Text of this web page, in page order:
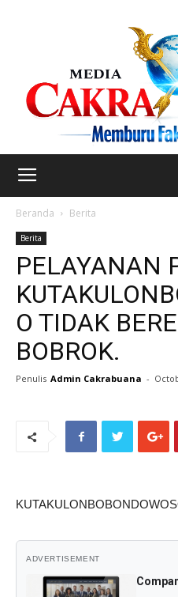
Beranda Berita
Berita
PELAYANAN
O TIDAK
BOBROK.
Penulis Admin Cakrabuana -
ADVERTISEMENT